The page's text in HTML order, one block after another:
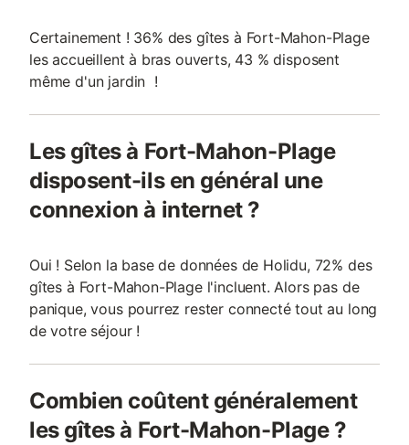
Certainement ! 36% des gîtes à Fort-Mahon-Plage
les accueillent à bras ouverts, 43 % disposent
même d'un jardin !
Les gîtes à Fort-Mahon-Plage
disposent-ils en général une
connexion à internet ?
Oui ! Selon la base de données de Holidu, 72% des
gîtes à Fort-Mahon-Plage l'incluent. Alors pas de
panique, vous pourrez rester connecté tout au long
de votre séjour !
Combien coûtent généralement
les gîtes à Fort-Mahon-Plage ?